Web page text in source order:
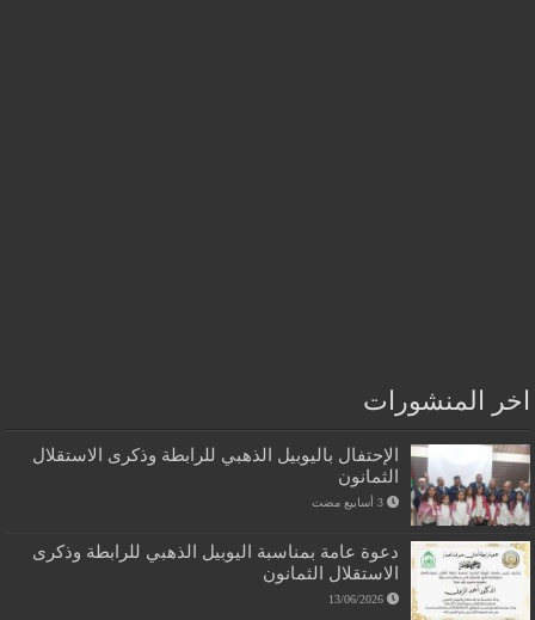
اخر المنشورات
الإحتفال باليوبيل الذهبي للرابطة وذكرى الاستقلال
الثمانون
‏3 أسابيع مضت
دعوة عامة بمناسبة اليوبيل الذهبي للرابطة وذكرى
الاستقلال الثمانون
13/06/2026